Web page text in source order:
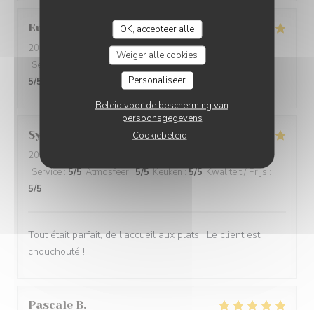
OK, accepteer alle
Weiger alle cookies
Personaliseer
Beleid voor de bescherming van
persoonsgegevens
Cookiebeleid
Eurélia
2026-07-31
- 19:45 - Gasten 4
Service
Atmosfeer:5/5 Keuken:5/5
5/5
Sylvie
2026-07-31
Service:5/5 Atmosfeer:5/5 Keuken:5/5 Kwaliteit / Prijs :
5/5
Tout était parfait, de l'accueil aux plats ! Le client est
chouchouté !
Pascale B